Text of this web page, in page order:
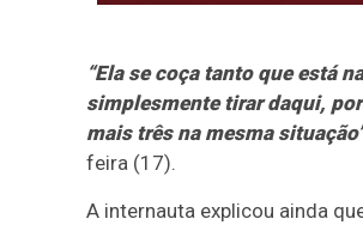
“Ela se coça tanto que está
simplesmente tirar daqui,
mais três na mesma
feira (17).
A internauta explicou ainda